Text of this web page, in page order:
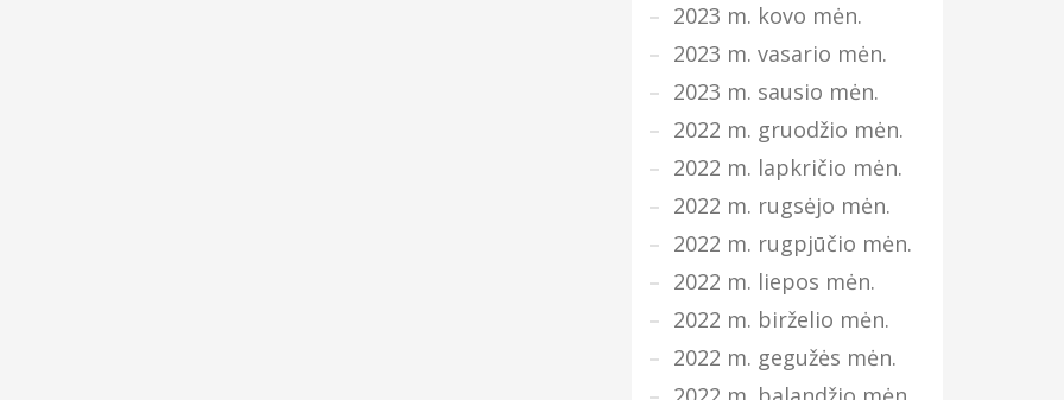
2023 m. kovo mėn.
2023 m. vasario mėn.
2023 m. sausio mėn.
2022 m. gruodžio mėn.
2022 m. lapkričio mėn.
2022 m. rugsėjo mėn.
2022 m. rugpjūčio mėn.
2022 m. liepos mėn.
2022 m. birželio mėn.
2022 m. gegužės mėn.